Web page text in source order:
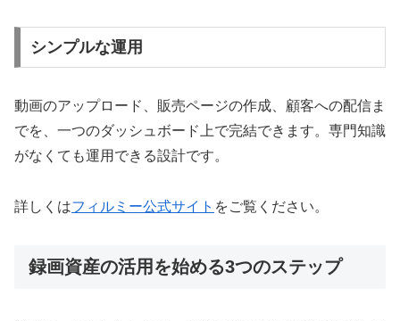
シンプルな運用
動画のアップロード、販売ページの作成、顧客への配信ま
でを、一つのダッシュボード上で完結できます。専門知識
がなくても運用できる設計です。
詳しくはフィルミー公式サイト をご覧ください。
録画資産の活用を始める3つのステップ